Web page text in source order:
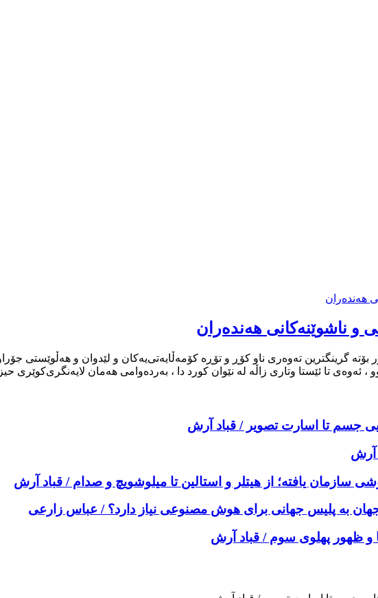
و ناشوێنەکانی هەندەران
بۆتە گرینگترین تەوەری ناو کۆڕ و تۆڕە کۆمەڵایەتی‌یەکان و لێدوان و هەڵوێستی
تا ئێستا وتاری زاڵە لە نێوان کورد دا ، بەردەوامی هەمان لایەنگری‌کوێری
جسم تا اسارت تصویر / قباد آرش
آرش
سازمان یافتە؛ از هیتلر و استالین تا میلوشویچ و صدام / قباد آرش
به پلیس جهانی برای هوش مصنوعی نیاز دارد؟ / عباس زارعی
و ظهور پهلوی سوم / قباد آرش